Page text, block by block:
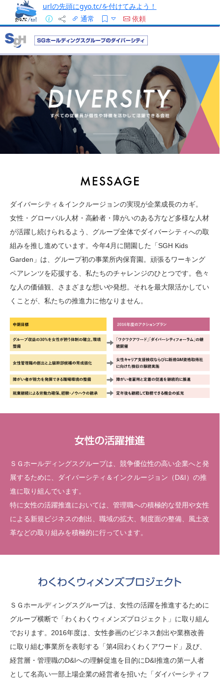
urlの先頭にgyo.tc/を付けてみよう！
通常
依頼